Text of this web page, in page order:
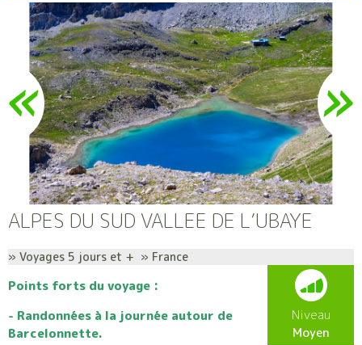
ALPES DU SUD VALLEE DE L’UBAYE
» Voyages 5 jours et + » France
Points forts du voyage :
- Randonnées à la journée autour de
Barcelonnette.
Niveau
Moyen